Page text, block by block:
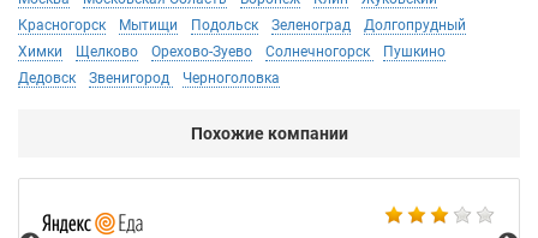
Красногорск
Мытищи Подольск Зеленоград
Долгопрудный
Химки
Щелково Орехово-Зуево Солнечногорск
Пушкино
Дедовск
Звенигород Черноголовка
Похожие компании